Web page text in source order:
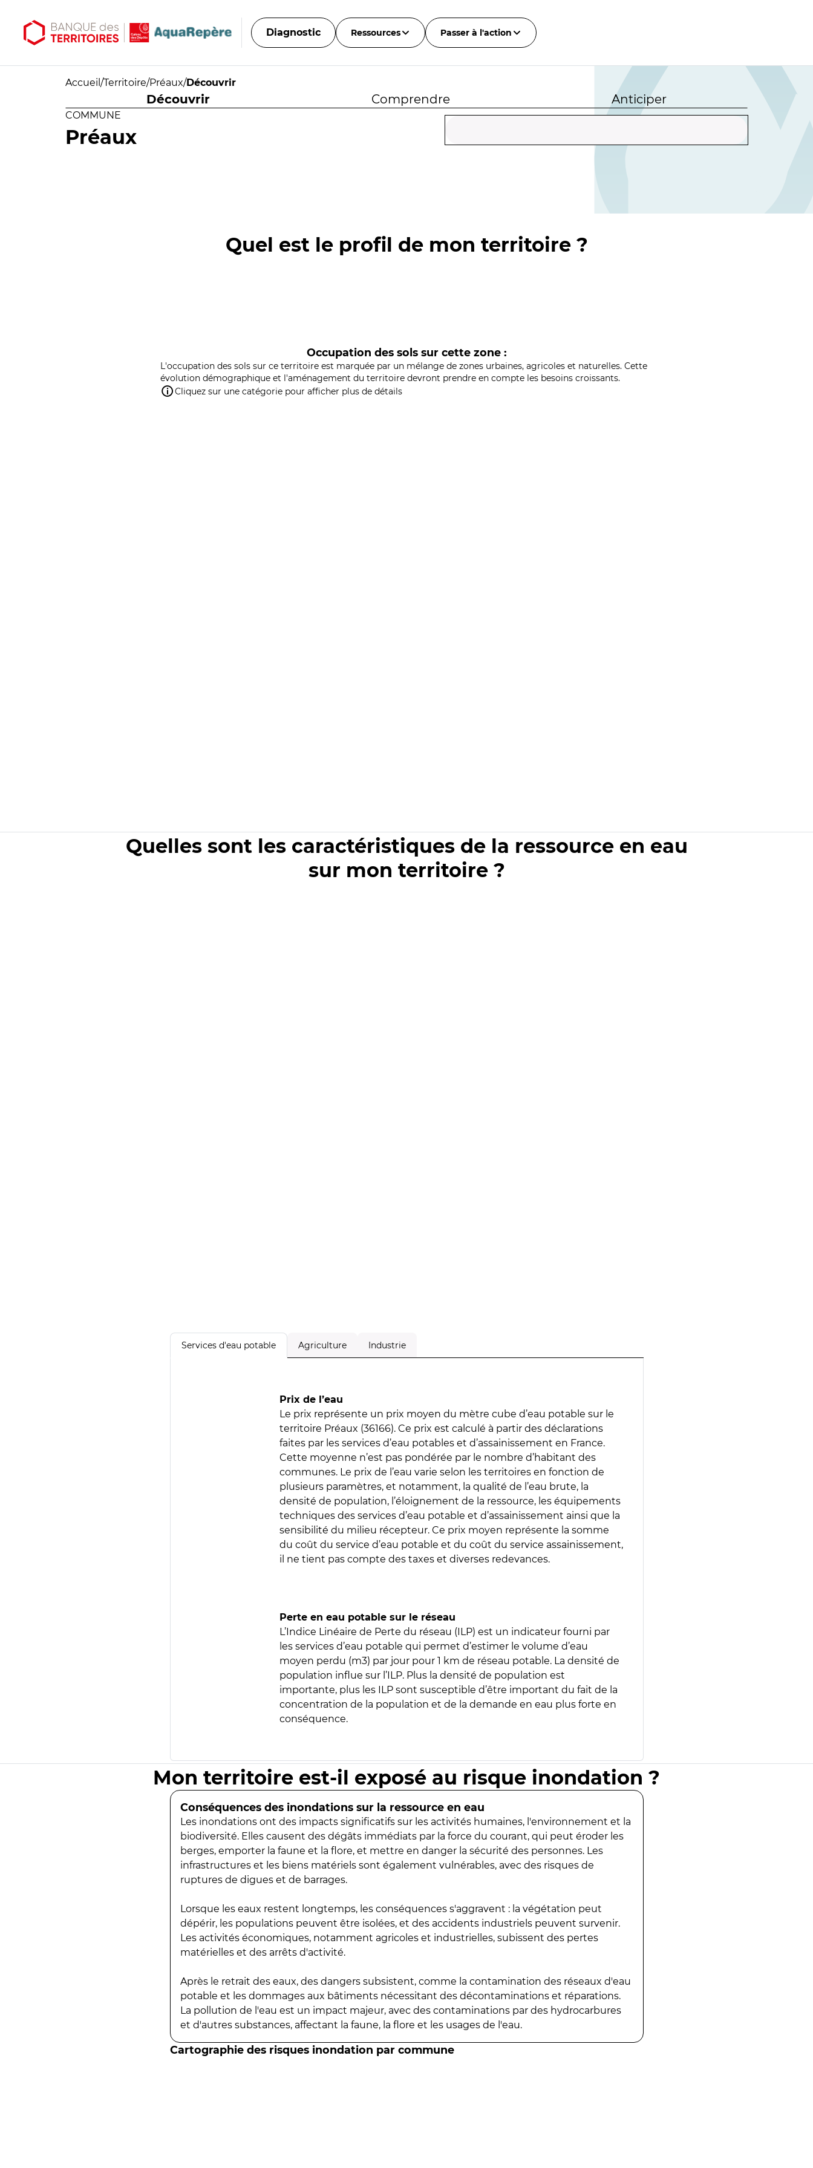
Diagnostic Ressources Passer à l'action
Accueil /Territoire/Préaux/Découvrir
Découvrir Comprendre Anticiper
COMMUNE
Préaux
Quel est le profil de mon territoire ?
Occupation des sols sur cette zone :
L'occupation des sols sur ce territoire est marquée par un mélange de zones urbaines, agricoles et naturelles. Cette
évolution démographique et l'aménagement du territoire devront prendre en compte les besoins croissants.
Cliquez sur une catégorie pour afficher plus de détails
Quelles sont les caractéristiques de la ressource en eau
sur mon territoire ?
Services d'eau potable Agriculture Industrie
Prix de l’eau
Le prix représente un prix moyen du mètre cube d’eau potable sur le
territoire Préaux (36166). Ce prix est calculé à partir des déclarations
faites par les services d’eau potables et d’assainissement en France.
Cette moyenne n’est pas pondérée par le nombre d’habitant des
communes. Le prix de l’eau varie selon les territoires en fonction de
plusieurs paramètres, et notamment, la qualité de l’eau brute, la
densité de population, l’éloignement de la ressource, les équipements
techniques des services d’eau potable et d’assainissement ainsi que la
sensibilité du milieu récepteur. Ce prix moyen représente la somme
du coût du service d’eau potable et du coût du service assainissement,
il ne tient pas compte des taxes et diverses redevances.
Perte en eau potable sur le réseau
L’Indice Linéaire de Perte du réseau (ILP) est un indicateur fourni par
les services d’eau potable qui permet d’estimer le volume d’eau
moyen perdu (m3) par jour pour 1 km de réseau potable. La densité de
population influe sur l’ILP. Plus la densité de population est
importante, plus les ILP sont susceptible d’être important du fait de la
concentration de la population et de la demande en eau plus forte en
conséquence.
Mon territoire est-il exposé au risque inondation ?
Conséquences des inondations sur la ressource en eau
Les inondations ont des impacts significatifs sur les activités humaines, l'environnement et la
biodiversité. Elles causent des dégâts immédiats par la force du courant, qui peut éroder les
berges, emporter la faune et la flore, et mettre en danger la sécurité des personnes. Les
infrastructures et les biens matériels sont également vulnérables, avec des risques de
ruptures de digues et de barrages.
Lorsque les eaux restent longtemps, les conséquences s'aggravent : la végétation peut
dépérir, les populations peuvent être isolées, et des accidents industriels peuvent survenir.
Les activités économiques, notamment agricoles et industrielles, subissent des pertes
matérielles et des arrêts d'activité.
Après le retrait des eaux, des dangers subsistent, comme la contamination des réseaux d'eau
potable et les dommages aux bâtiments nécessitant des décontaminations et réparations.
La pollution de l'eau est un impact majeur, avec des contaminations par des hydrocarbures
et d'autres substances, affectant la faune, la flore et les usages de l'eau.
Cartographie des risques inondation par commune